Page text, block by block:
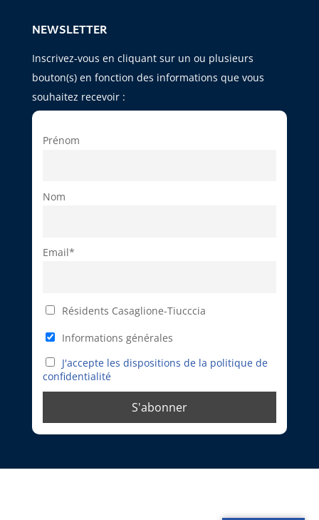
NEWSLETTER
Inscrivez-vous en cliquant sur un ou plusieurs
bouton(s) en fonction des informations que vous
souhaitez recevoir :
Prénom
Nom
Email*
Résidents Casaglione-Tiucccia
Informations générales
J'accepte les dispositions de la politique de
confidentialité